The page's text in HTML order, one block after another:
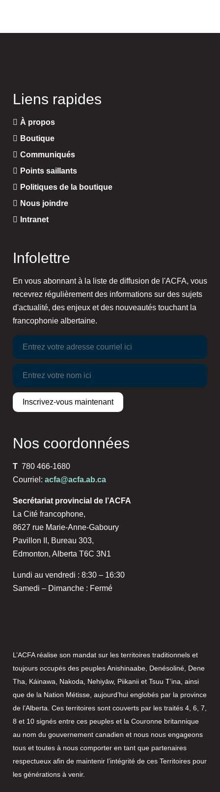
Liens rapides
À propos
Boutique
Communiqués
Points saillants
Politiques de la boutique
Nous joindre
Intranet
Infolettre
En vous abonnant à la liste de diffusion de l'ACFA, vous
recevrez régulièrement des informations sur des sujets
d'actualité, des enjeux et des nouveautés touchant la
francophonie albertaine.
Nos coordonnées
T 780 466-1680
Courriel: acfa@acfa.ab.ca
Secrétariat provincial de l’ACFA
La Cité francophone,
8627 rue Marie-Anne-Gaboury
Pavillon II, Bureau 303,
Edmonton, Alberta T6C 3N1
Lundi au vendredi : 8:30 – 16:30
Samedi – Dimanche : Fermé
L’ACFA réalise son mandat sur les territoires traditionnels et
toujours occupés des peuples Anishinaabe, Denésoliné, Dene
Tha, Káinawa, Nakoda, Nehiyāw, Piikanii et Tsuu T’ina, ainsi
que de la Nation Métisse, aujourd’hui englobés par la province
de l’Alberta. Ces territoires sont couverts par les traités 4, 6, 7,
8 et 10 signés entre ces peuples et la Couronne britannique
au nom du gouvernement canadien et nous nous engageons
tous et toutes à nous comporter en tant que partenaires
respectueux afin de maintenir l’intégrité de ces Territoires pour
les générations à venir.